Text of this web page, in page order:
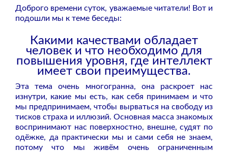
Доброго времени суток, уважаемые читатели! Вот и
подошли мы к теме беседы:
Какими качествами обладает
человек и что необходимо для
повышения уровня, где интеллект
имеет свои преимущества.
Эта тема очень многогранна, она раскроет нас
изнутри, какие мы есть, как себя принимаем и что
мы предпринимаем, чтобы вырваться на свободу из
тисков страха и иллюзий. Основная масса знакомых
воспринимают нас поверхностно, внешне, судят по
одёжке, да практически мы и сами себя не знаем,
потому что мы живём очень ограниченным